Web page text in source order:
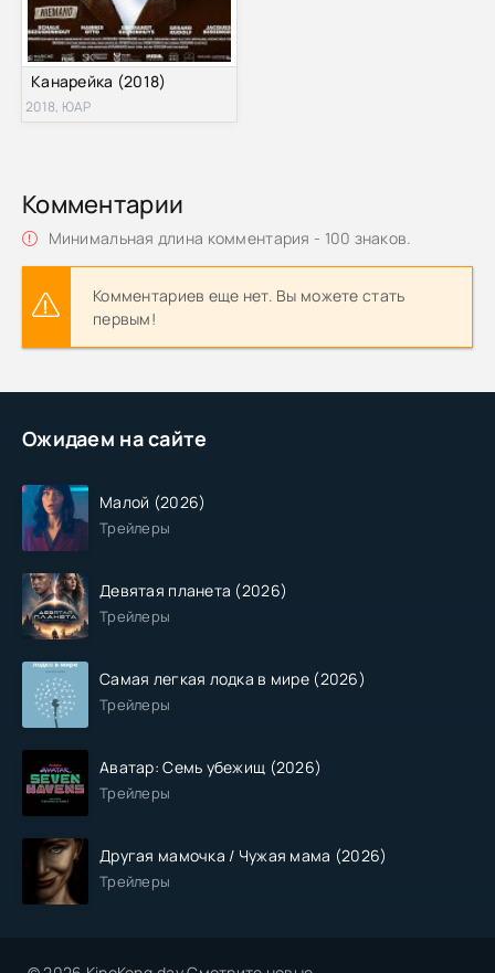
Ожидаем на сайте
Малой (2026)
Трейлеры
Девятая планета (2026)
Трейлеры
Самая легкая лодка в мире (2026)
Трейлеры
Аватар: Семь убежищ (2026)
Трейлеры
Другая мамочка / Чужая мама (2026)
Трейлеры
Канарейка (2018)
2018, ЮАР
Комментарии
Минимальная длина комментария - 100 знаков.
Комментариев еще нет. Вы можете стать
первым!